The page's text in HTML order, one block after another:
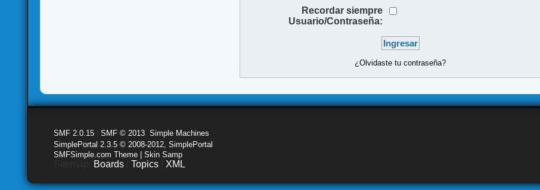
Recordar siempre
Usuario/Contraseña:
¿Olvidaste tu contraseña?
SMF 2.0.15 |SMF © 2013 ,Simple Machines
SimplePortal 2.3.5 © 2008-2012, SimplePortal
SMFSimple.com Theme | Skin Samp
Boards |Topics XML